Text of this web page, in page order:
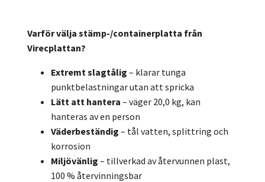
Varför välja stämp-/containerplatta från
Virecplattan?
Extremt slagtålig – klarar tunga
punktbelastningar utan att spricka
Lätt att hantera – väger 20,0 kg, kan
hanteras av en person
Väderbeständig – tål vatten, splittring och
korrosion
Miljövänlig – tillverkad av återvunnen plast,
100 % återvinningsbar